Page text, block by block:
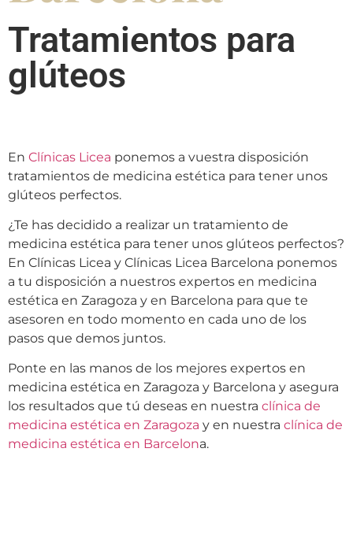
Tratamientos para
glúteos
En Clínicas Licea ponemos a vuestra disposición
tratamientos de medicina estética para tener unos
glúteos perfectos.
¿Te has decidido a realizar un tratamiento de
medicina estética para tener unos glúteos perfectos?
En Clínicas Licea y Clínicas Licea Barcelona ponemos
a tu disposición a nuestros expertos en medicina
estética en Zaragoza y en Barcelona para que te
asesoren en todo momento en cada uno de los
pasos que demos juntos.
Ponte en las manos de los mejores expertos en
medicina estética en Zaragoza y Barcelona y asegura
los resultados que tú deseas en nuestra clínica de
medicina estética en Zaragoza y en nuestra clínica de
medicina estética en Barcelona.